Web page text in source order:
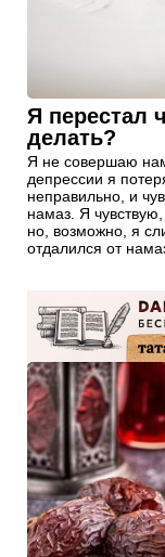
Я перестал
делать?
Я не совершаю
депрессии я
неправильно, и
намаз. Я
но, возможно, я
отдалился от